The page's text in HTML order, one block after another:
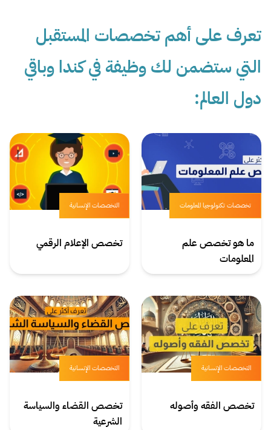
تعرف على أهم تخصصات المستقبل
التي ستضمن لك وظيفة في كندا وباقي
دول العالم:
تخصصات تكنولوجيا المعلومات
ما هو تخصص علم
المعلومات
التخصصات الإنسانية
تخصص الإعلام الرقمي
التخصصات الإنسانية
تخصص الفقه وأصوله
التخصصات الإنسانية
تخصص القضاء والسياسة
الشرعية